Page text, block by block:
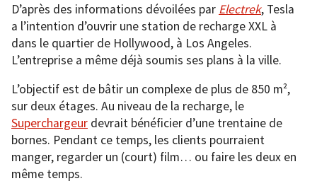
D’après des informations dévoilées par Electrek, Tesla
a l’intention d’ouvrir une station de recharge XXL à
dans le quartier de Hollywood, à Los Angeles.
L’entreprise a même déjà soumis ses plans à la ville.
L’objectif est de bâtir un complexe de plus de 850 m²,
sur deux étages. Au niveau de la recharge, le
Superchargeur devrait bénéficier d’une trentaine de
bornes. Pendant ce temps, les clients pourraient
manger, regarder un (court) film… ou faire les deux en
même temps.